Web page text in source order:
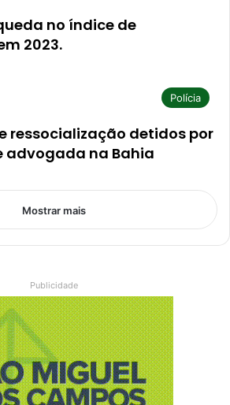
no índice de
2023.
Polícia
ressocialização detidos por
advogada na Bahia
Mostrar mais
Publicidade